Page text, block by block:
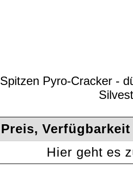
Spitzen Pyro-Cracker -
Preis,
Hier geht es